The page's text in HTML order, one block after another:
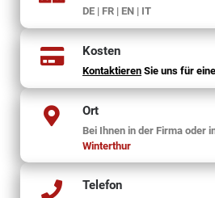
DE | FR | EN | IT
Kosten
Kontaktieren Sie uns für
Ort
Bei Ihnen in der Firma oder
Winterthur
Telefon